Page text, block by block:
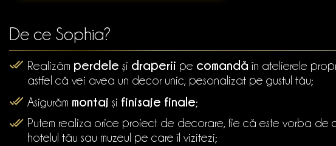
De ce Sophia?
Realizăm perdele și draperii pe comandă în atelierele
astfel că vei avea un decor unic, pesonalizat pe gustul tău;
Asigurăm montaj și finisaje finale;
Putem realiza orice proiect de decorare, fie că este vorba de
hotelul tău sau muzeul pe care îl vizitezi;